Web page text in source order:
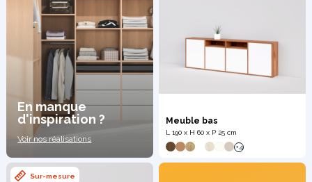
En manque
d'inspiration ?
Voir nos réalisations
Meuble bas
L 190 x H 60 x P 25 cm
+4
Sur-mesure